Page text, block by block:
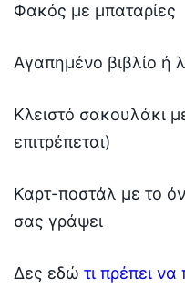
Φακός με μπαταρίες
Αγαπημένο βιβλίο ή
Κλειστό σακουλάκι
επιτρέπεται)
Καρτ-ποστάλ με το
σας γράψει
Δες εδώ τι πρέπει